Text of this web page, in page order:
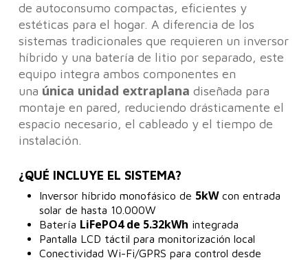
de autoconsumo compactas, eficientes y
estéticas para el hogar. A diferencia de los
sistemas tradicionales que requieren un inversor
híbrido y una batería de litio por separado, este
equipo integra ambos componentes en
una única unidad extraplana diseñada para
montaje en pared, reduciendo drásticamente el
espacio necesario, el cableado y el tiempo de
instalación.
¿QUÉ INCLUYE EL SISTEMA?
Inversor híbrido monofásico de 5kWcon entrada
solar de hasta 10.000W
Batería LiFePO4 de 5.32kWh integrada
Pantalla LCD táctil para monitorización local
Conectividad Wi-Fi/GPRS para control desde